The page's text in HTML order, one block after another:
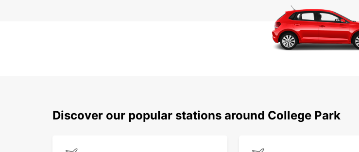
Discover our popular stations around College Park